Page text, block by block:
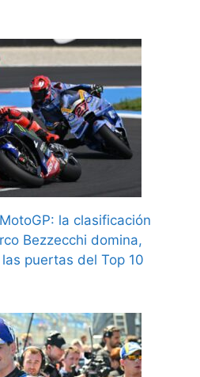
la clasificación
Bezzecchi domina,
puertas del Top 10